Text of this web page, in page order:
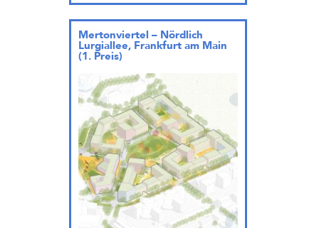
Mertonviertel – Nördlich
Lurgiallee, Frankfurt am Main
(1. Preis)